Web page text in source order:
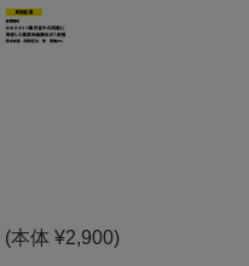
(本体 ¥2,900)